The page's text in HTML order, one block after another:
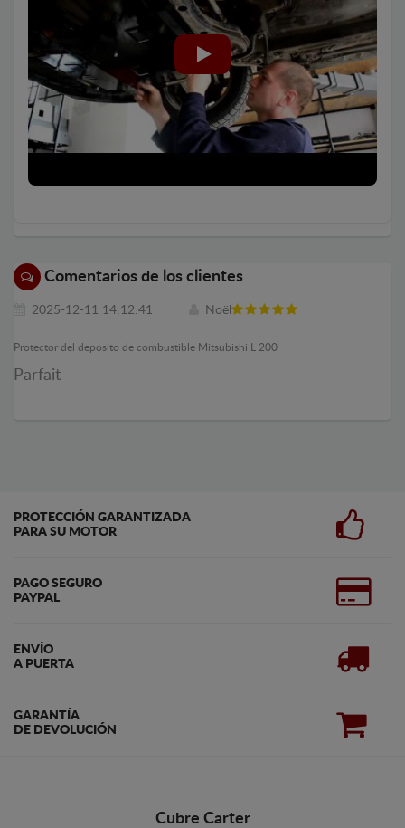
Comentarios de los clientes
2025-12-11 14:12:41 Noël
Protector del deposito de combustible Mitsubishi L 200
Parfait
PROTECCIÓN GARANTIZADA
PARA SU MOTOR
PAGO SEGURO
PAYPAL
ENVÍO
A PUERTA
GARANTÍA
DE DEVOLUCIÓN
Cubre Carter